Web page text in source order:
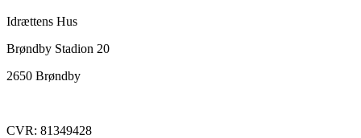
Idrættens Hus
Brøndby Stadion 20
2650 Brøndby
CVR: 81349428